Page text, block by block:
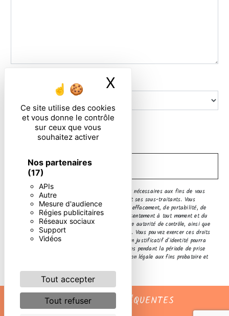
Ce site utilise des cookies
et vous donne le contrôle
sur ceux que vous
souhaitez activer
Nos partenaires
(17)
APIs
Autre
Mesure d'audience
Régies publicitaires
Réseaux sociaux
Support
Vidéos
Tout accepter
Tout refuser
X
Combien font six plus quatre
En cochant cette case, j'accepte les conditions
particulières ci-dessous **
** Les données personnelles communiquées sont nécessaires aux fins de vous
contacter. Elles sont destinées à l'entreprise et ses sous-traitants. Vous
disposez de droits d’accès, de rectification, d’effacement, de portabilité, de
limitation, d’opposition, de retrait de votre consentement à tout moment et du
droit d’introduire une réclamation auprès d’une autorité de contrôle, ainsi que
d’organiser le sort de vos données post-mortem. Vous pouvez exercer ces droits
par voie postale ou par courrier électronique. Un justificatif d'identité pourra
vous être demandé. Nous conservons vos données pendant la période de prise
de contact puis pendant la durée de prescription légale aux fins probatoire et
RECHERCHES FRÉQUENTES